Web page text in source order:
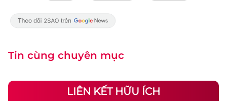
Tin cùng chuyên mục
LIÊN KẾT HỮU ÍCH